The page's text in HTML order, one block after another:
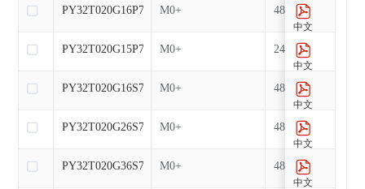
M0+ 48
M0+ 24
M0+ 48
M0+ 48
M0+ 48
PY32T020G16P7
PY32T020G15P7
PY32T020G16S7
PY32T020G26S7
PY32T020G36S7
中文
中文
中文
中文
中文